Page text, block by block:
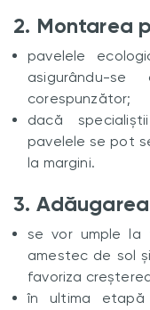
2. Montarea
pavelele
asigurându-
corespunzător;
dacă
pavelele se pot
la margini.
3.
se vor umple la
amestec de sol
favoriza
în ultima etapă